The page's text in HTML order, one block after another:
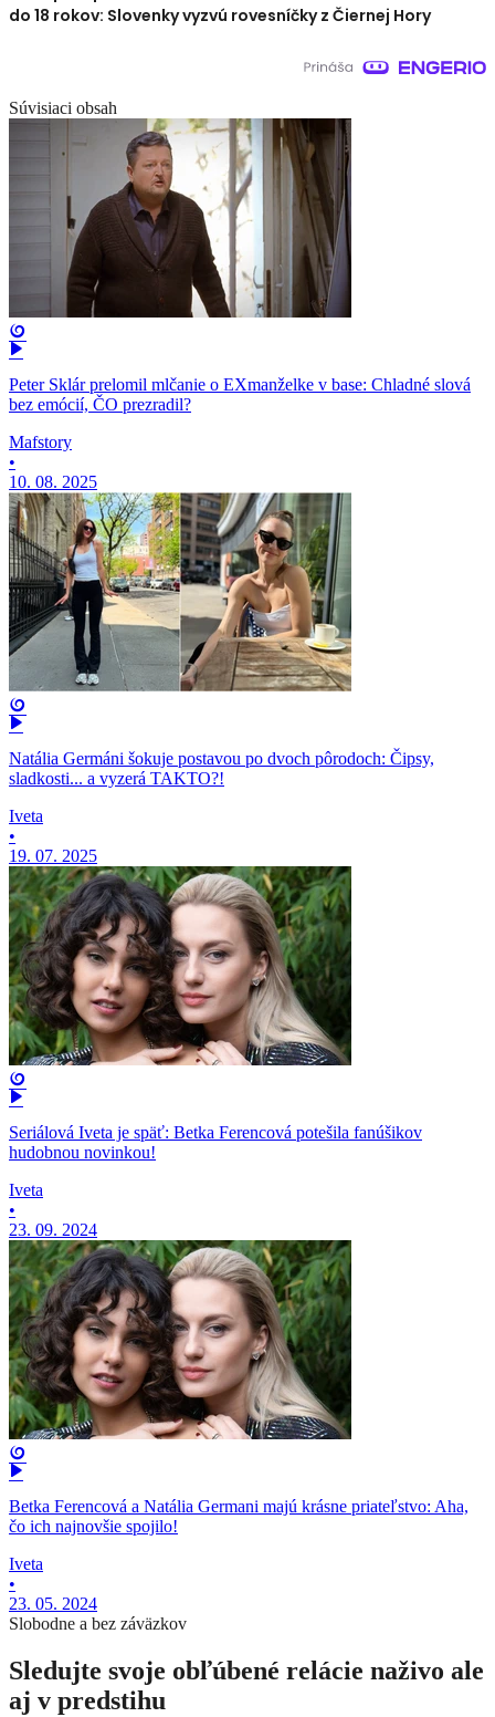
do 18 rokov: Slovenky vyzvú rovesníčky z Čiernej Hory
Súvisiaci obsah
Peter Sklár prelomil mlčanie o EXmanželke v base: Chladné slová
bez emócií, ČO prezradil?
Mafstory
•
10. 08. 2025
Natália Germáni šokuje postavou po dvoch pôrodoch: Čipsy,
sladkosti... a vyzerá TAKTO?!
Iveta
•
19. 07. 2025
Seriálová Iveta je späť: Betka Ferencová potešila fanúšikov
hudobnou novinkou!
Iveta
•
23. 09. 2024
Betka Ferencová a Natália Germani majú krásne priateľstvo: Aha,
čo ich najnovšie spojilo!
Iveta
•
23. 05. 2024
Slobodne a bez záväzkov
Sledujte svoje obľúbené relácie naživo ale
aj v predstihu